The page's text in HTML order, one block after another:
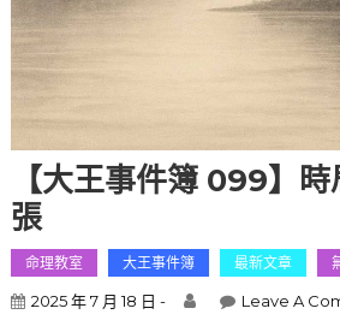
【大王事件簿 099】
張
命理教室 大王事件簿 最新文章
2025 年 7 月 18 日 - Leave A